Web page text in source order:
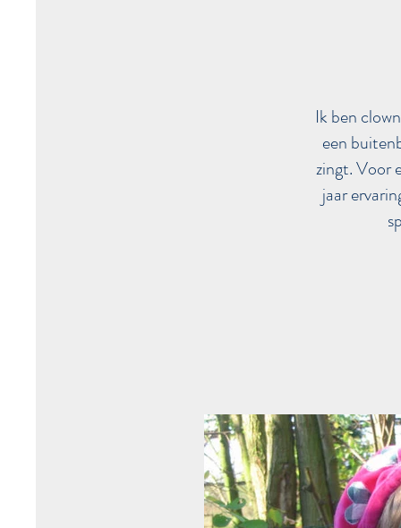
Ik ben
een
zingt. Voor
jaar